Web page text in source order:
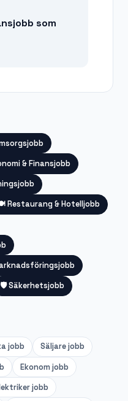
som
& Finansjobb
Restaurang & Hotelljobb
🛡️Säkerhetsjobb
jobb Säljarejobb
Ekonom jobb
jobb